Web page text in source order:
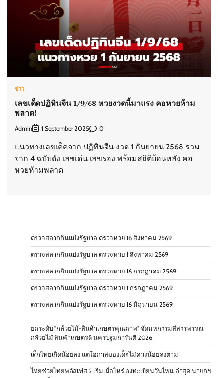
ข่าว
เลขเด็ดปฏิทินจีน 1/9/68 หวยงวดนี้มาแรง คอหวยห้าม
พลาด!
Admin 1 September 2025 0
แนวทางเลขเด็ดจาก ปฏิทินจีน งวด 1 กันยายน 2568 รวม
จาก 4 ฉบับดัง เลขเด่น เลขรอง พร้อมสถิติย้อนหลัง คอ
หวยห้ามพลาด
ตรวจสลากกินแบ่งรัฐบาล ตรวจหวย 16 สิงหาคม 2569
ตรวจสลากกินแบ่งรัฐบาล ตรวจหวย 1 สิงหาคม 2569
ตรวจสลากกินแบ่งรัฐบาล ตรวจหวย 16 กรกฎาคม 2569
ตรวจสลากกินแบ่งรัฐบาล ตรวจหวย 1 กรกฎาคม 2569
ตรวจสลากกินแบ่งรัฐบาล ตรวจหวย 16 มิถุนายน 2569
ยกระดับ "กล้วยไม้-สินค้าเกษตรคุณภาพ" จัดมหกรรมสีสรรพรรณ
กล้วยไม้ สินค้าเกษตรดี นครปฐมการันตี 2026
เด็กไทยเกิดน้อยลง แต่โอกาสของเด็กไม่ควรน้อยลงตาม
ไทยช่วยไทยพลัสเฟส 2 เริ่มเมื่อไหร่ ลงทะเบียนวันไหน ล่าสุด นายกฯ